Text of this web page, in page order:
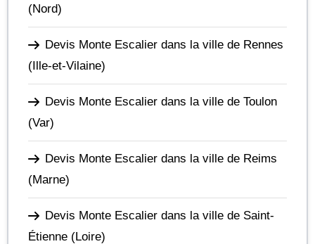
(Nord)
Devis Monte Escalier dans la ville de Rennes
(Ille-et-Vilaine)
Devis Monte Escalier dans la ville de Toulon
(Var)
Devis Monte Escalier dans la ville de Reims
(Marne)
Devis Monte Escalier dans la ville de Saint-
Étienne (Loire)